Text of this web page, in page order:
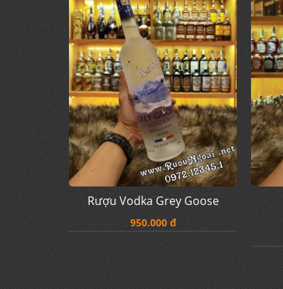
Rượu Vodka Grey Goose
950.000 đ